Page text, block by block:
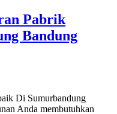
Pabrik
Bandung
Di Sumurbandung
Anda membutuhkan